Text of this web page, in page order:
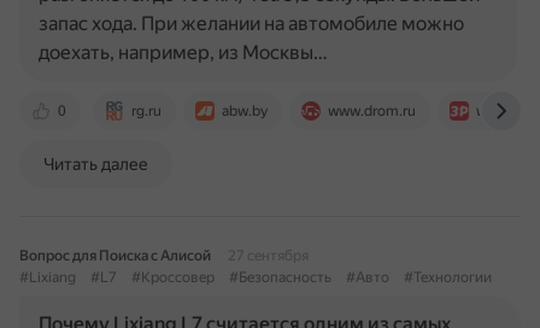
0 rg.ru abw.by www.drom.ru www.zr.ru
запас хода. При желании на автомобиле можно
доехать, например, из Москвы…
Читать далее
Вопрос для Поиска с Алисой
27 сентября
#Lixiang
#L7 #Кроссовер #Безопасность #Авто #Технологии